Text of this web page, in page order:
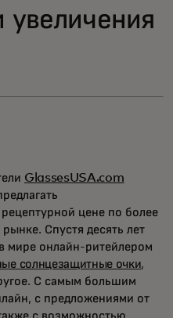
увеличения
GlassesUSA.com
цене по более
Спустя десять лет
мире онлайн-ритейлером
солнцезащитные очки,
С самым большим
с предложениями от